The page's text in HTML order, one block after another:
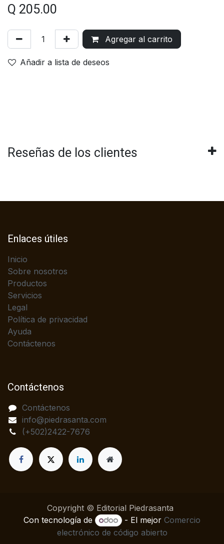
Q 205.00
Agregar al carrito
Añadir a lista de deseos
Reseñas de los clientes
Enlaces útiles
Inicio
Sobre nosotros
Productos
Servicios
Legal
Política de privacidad
Ayuda
Contáctenos
Contáctenos
Contáctenos
info@piedrasanta.com
(+502)2422-7676
Copyright © Editorial Piedrasanta
Con tecnología de
- El mejorComercio
electrónico de código abierto